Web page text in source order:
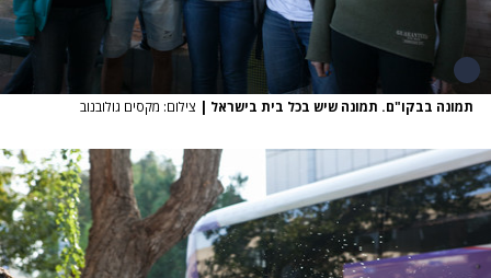
תמונה בבקו"ם. תמונה שיש בכל בית בישראל | צילום: מקסים גולובנוב